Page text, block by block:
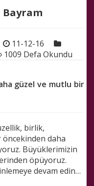
Bayram
11-12-16
1009 Defa Okundu
güzel ve mutlu bir
birlik,
daha
Büyüklerimizin
öpüyoruz.
devam edin…